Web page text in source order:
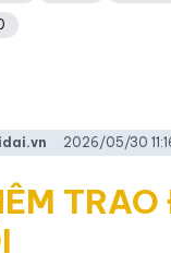
2026/05/30